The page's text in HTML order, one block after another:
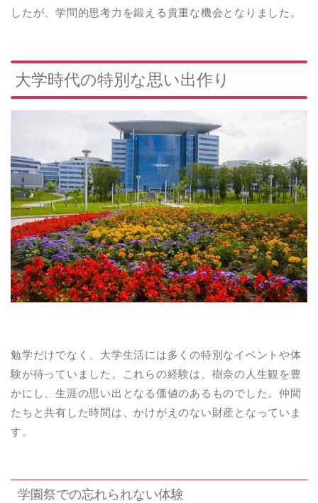
したが、学問的思考力を鍛える貴重な機会となりました。
大学時代の特別な思い出作り
勉学だけでなく、大学生活には多くの特別なイベントや体
験が待っていました。これらの経験は、樹奈の人生観を豊
かにし、生涯の思い出となる価値のあるものでした。仲間
たちと共有した時間は、かけがえのない財産となっていま
す。
学園祭での忘れられない体験